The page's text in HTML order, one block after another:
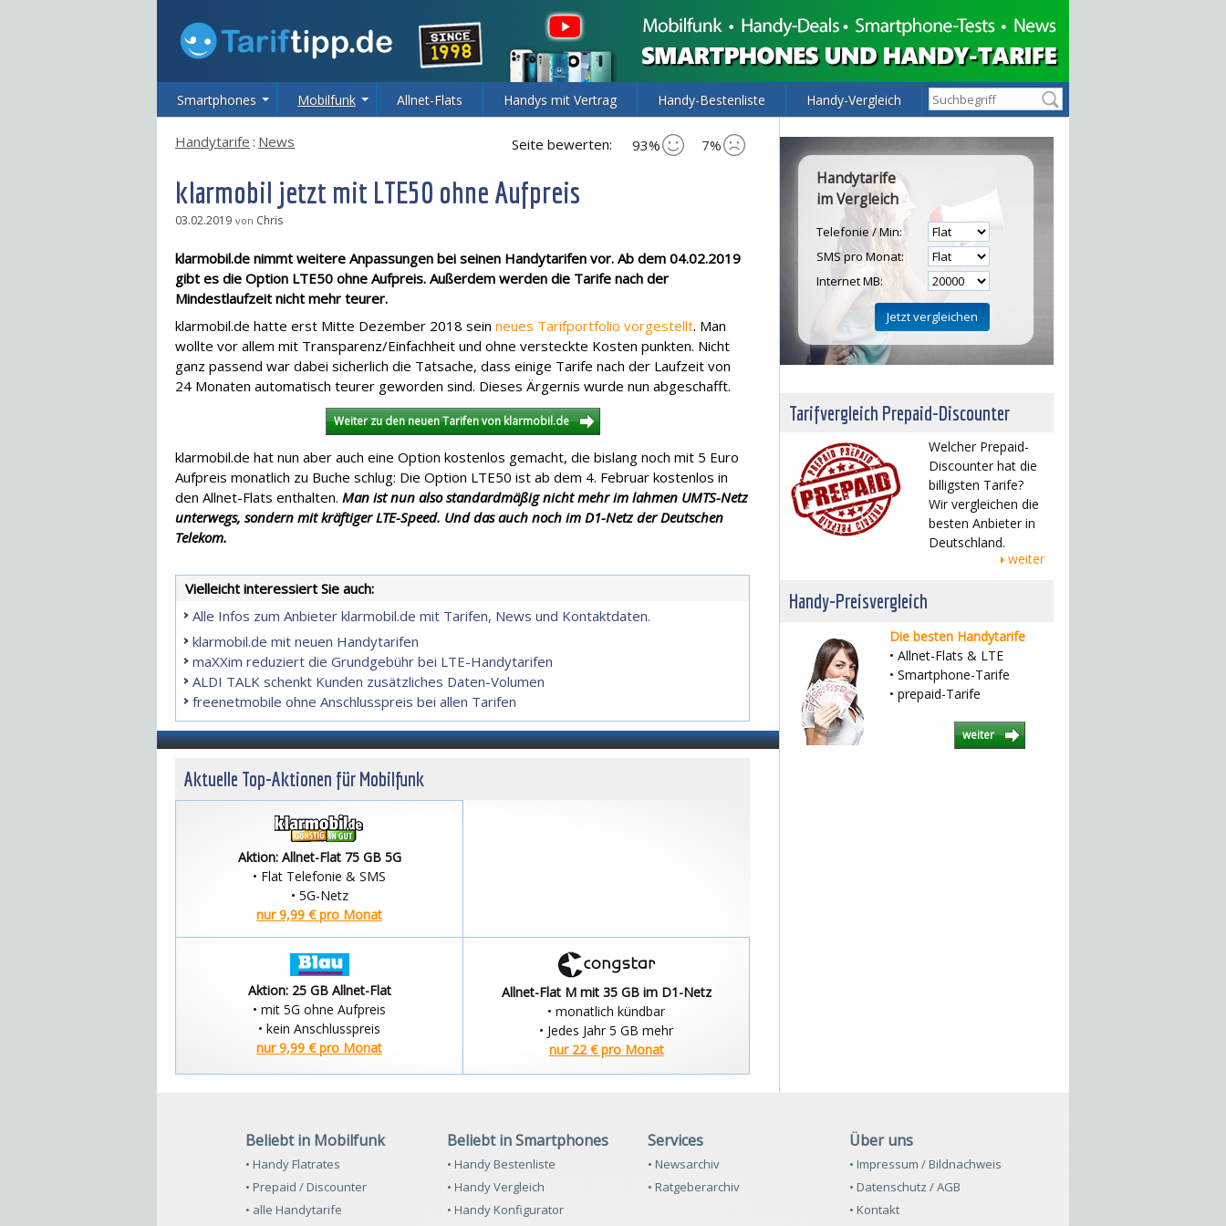
Smartphones Mobilfunk Allnet-Flats Handys mit Vertrag Handy-Bestenliste Handy-Vergleich
Seite bewerten: 93% 7%
Handytarife : News
klarmobil jetzt mit LTE50 ohne Aufpreis
03.02.2019 von Chris
klarmobil.de nimmt weitere Anpassungen bei seinen Handytarifen vor. Ab dem 04.02.2019
gibt es die Option LTE50 ohne Aufpreis. Außerdem werden die Tarife nach der
Mindestlaufzeit nicht mehr teurer.
klarmobil.de hatte erst Mitte Dezember 2018 sein neues Tarifportfolio vorgestellt. Man
wollte vor allem mit Transparenz/Einfachheit und ohne versteckte Kosten punkten. Nicht
ganz passend war dabei sicherlich die Tatsache, dass einige Tarife nach der Laufzeit von
24 Monaten automatisch teurer geworden sind. Dieses Ärgernis wurde nun abgeschafft.
Weiter zu den neuen Tarifen von klarmobil.de
klarmobil.de hat nun aber auch eine Option kostenlos gemacht, die bislang noch mit 5 Euro
Aufpreis monatlich zu Buche schlug: Die Option LTE50 ist ab dem 4. Februar kostenlos in
den Allnet-Flats enthalten. Man ist nun also standardmäßig nicht mehr im lahmen UMTS-Netz
unterwegs, sondern mit kräftiger LTE-Speed. Und das auch noch im D1-Netz der Deutschen
Telekom.
Vielleicht interessiert Sie auch:
Alle Infos zum Anbieter klarmobil.de mit Tarifen, News und Kontaktdaten.
klarmobil.de mit neuen Handytarifen
maXXim reduziert die Grundgebühr bei LTE-Handytarifen
ALDI TALK schenkt Kunden zusätzliches Daten-Volumen
freenetmobile ohne Anschlusspreis bei allen Tarifen
Aktuelle Top-Aktionen für Mobilfunk
Aktion: Allnet-Flat 75 GB 5G
• Flat Telefonie & SMS
• 5G-Netz
nur 9,99 € pro Monat
Aktion: 25 GB Allnet-Flat
• mit 5G ohne Aufpreis
• kein Anschlusspreis
nur 9,99 € pro Monat
Allnet-Flat M mit 35 GB im D1-Netz
• monatlich kündbar
• Jedes Jahr 5 GB mehr
nur 22 € pro Monat
Handytarife
im Vergleich
Telefonie / Min:
SMS pro Monat:
Internet MB:
Tarifvergleich Prepaid-Discounter
Welcher Prepaid-
Discounter hat die
billigsten Tarife?
Wir vergleichen die
besten Anbieter in
Deutschland.
weiter
Handy-Preisvergleich
Die besten Handytarife
• Allnet-Flats & LTE
• Smartphone-Tarife
• prepaid-Tarife
weiter
Beliebt in Mobilfunk
• Handy Flatrates
• Prepaid / Discounter
• alle Handytarife
Beliebt in Smartphones
• Handy Bestenliste
• Handy Vergleich
• Handy Konfigurator
Services
• Newsarchiv
• Ratgeberarchiv
Über uns
• Impressum / Bildnachweis
• Datenschutz / AGB
• Kontakt